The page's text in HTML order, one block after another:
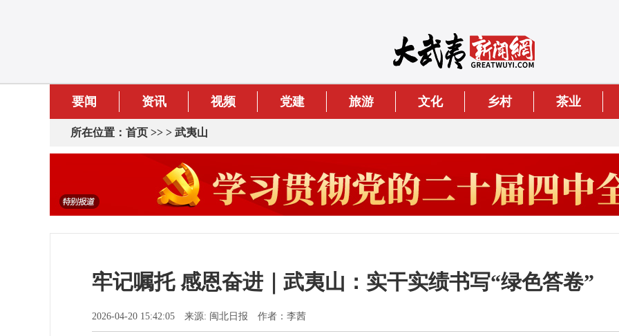
要闻 资讯 视频 党建 旅游 文化 乡村 茶业
所在位置： 首页 >> > 武夷山
牢记嘱托 感恩奋进｜武夷山：实干实绩书写“绿色答卷”
2026-04-20 15:42:05 来源: 闽北日报 作者：李茜